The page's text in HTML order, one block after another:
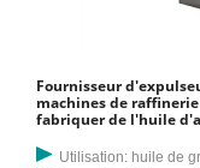
Fournisseur
machines de
fabriquer de l'huile
Utilisation: huile de